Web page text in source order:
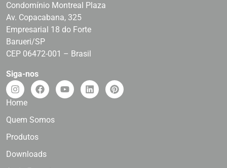
Condomínio Montreal Plaza
Av. Copacabana, 325
Empresarial 18 do Forte
Barueri/SP
CEP 06472-001 – Brasil
Siga-nos
Home
Quem Somos
Produtos
Downloads